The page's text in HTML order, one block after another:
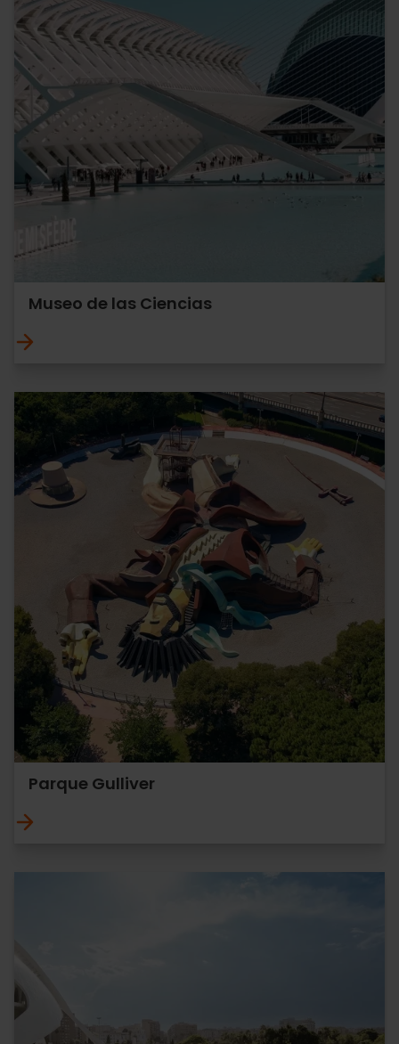
Museo de las Ciencias
Parque Gulliver